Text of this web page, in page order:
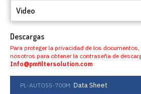
Video
Descargas
Para proteger la privacidad de los
nosotros para obtener la contraseña de
Info@pmfiltersolution.com
PL-AUTO55-700M Data Sheet